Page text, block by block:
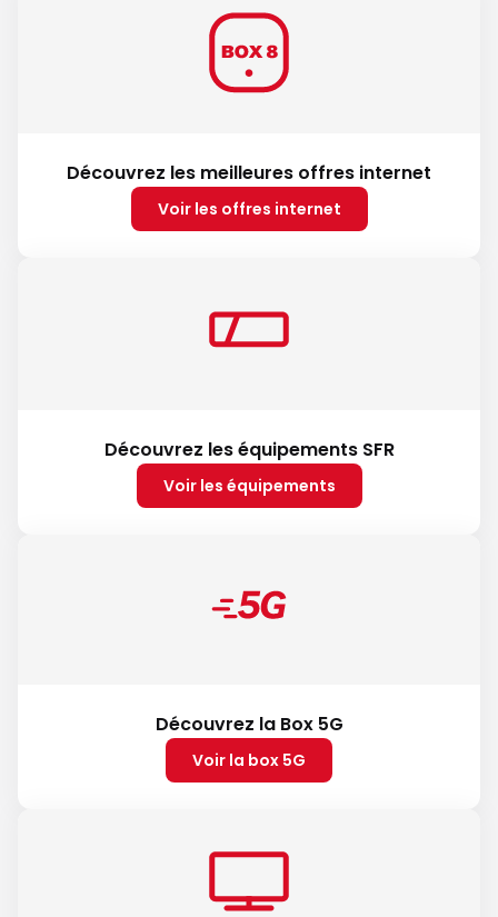
Découvrez les meilleures offres internet
Voir les offres internet
Découvrez les équipements SFR
Voir les équipements
Découvrez la Box 5G
Voir la box 5G